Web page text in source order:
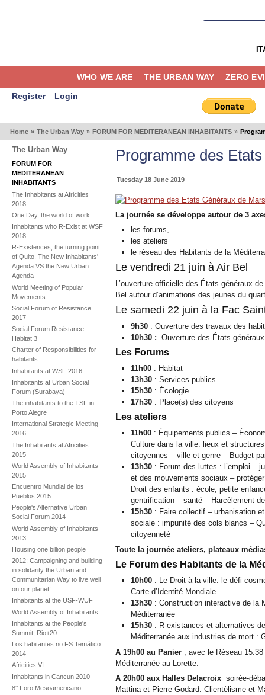
WHO WE ARE THE URBAN WAY ZERO
Register Login
Home » The Urban Way » FORUM FOR MEDITERANEAN INHABITANTS »
The Urban Way
FORUM FOR
MEDITERANEAN
INHABITANTS
The Inhabitants at Africities
2018
One Day, the world of work
Inhabitants who R-Exist at WSF
2018
R-Existences, the turning point
of Quito. The New Inhabitants'
Agenda VS the New Urban
Agenda
World Meeting of Popular
Movements
Social Forum of Resistance
2017
Social Forum Resistance
Habitat 3
Charter of Responsibilities for
habitants
Inhabitants at WSF 2016
Inhabitants at Urban Social
Forum (Surabaya)
The inhabitants to the TSF in
Porto Alegre
International Strategic Meeting
2016
The Inhabitants at Africities
2015
World Assembly of Inhabitants
2015
Encuentro Mundial de los
Pueblos 2015
People's Alternative Urban
Social Forum 2014
World Assembly of Inhabitants
2013
Housing one billion people
2012: Campaigning and building
in solidarity the Urban and
Communitarian Way to live well
on our planet!
Inhabitants at the USF-WUF
World Assembly of Inhabitants
Inhabitants at the People's
Summit, Rio+20
Los habitantes no FS Temático
2014
Africities VI
Inhabitants in Cancun 2010
8° Foro Mesoamericano
Programme des
Tuesday 18 June 2019
La journée se développe autour de 3
les forums,
les ateliers
le réseau des Habitants de la
Le vendredi 21 juin à Air Bel
L’ouverture officielle des États généraux
Bel autour d’animations des jeunes du
Le samedi 22 juin à la Fac
9h30 : Ouverture des travaux des
10h30 : Ouverture des États
Les Forums
11h00 : Habitat
13h30 : Services publics
15h30 : Écologie
17h30 : Place(s) des citoyens
Les ateliers
11h00 : Équipements publics –
Culture dans la ville: lieux et
citoyennes – ville et genre – Budget
13h30 : Forum des luttes : l’emploi –
et des mouvements sociaux –
Droit des enfants : école, petite
gentrification – santé – Harcèlement
15h30 : Faire collectif – urbanisation
sociale : impunité des cols blancs –
citoyenneté
Toute la journée ateliers, plateaux
Le Forum des Habitants de la
10h00 : Le Droit à la ville: le défi
Carte d’Identité Mondiale
13h30 : Construction interactive de la
Méditerranée
15h30 : R-existances et alternatives
Méditerranée aux industries de mort :
A 19h00 au Panier , avec le Réseau
Méditerranée au Lorette.
A 20h00 aux Halles Delacroix soirée-
Mattina et Pierre Godard. Clientèlisme et